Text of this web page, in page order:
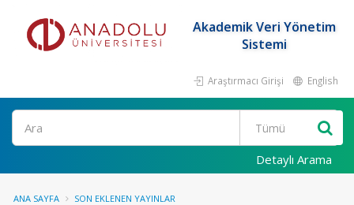
Akademik Veri Yönetim
Sistemi
Araştırmacı Girişi English
Ara
Detaylı Arama
ANA SAYFA SON EKLENEN YAYINLAR